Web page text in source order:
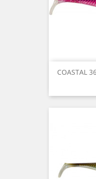
COASTAL